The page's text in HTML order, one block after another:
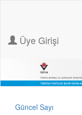
Üye Girişi
Güncel Sayı